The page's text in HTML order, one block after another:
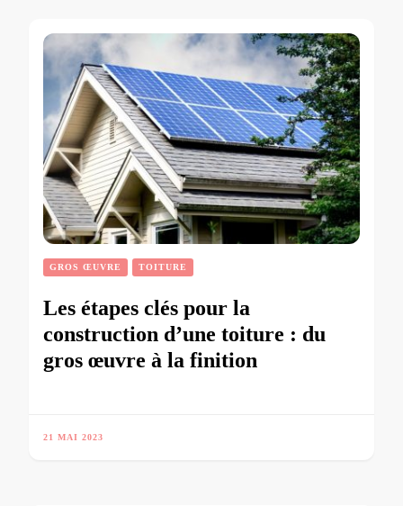
GROS ŒUVRE TOITURE
Les étapes clés pour la
construction d’une toiture : du
gros œuvre à la finition
21 MAI 2023